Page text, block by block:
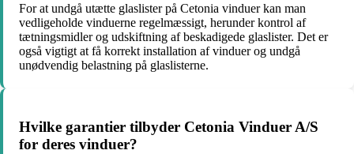
For at undgå utætte glaslister på Cetonia vinduer kan man
vedligeholde vinduerne regelmæssigt, herunder kontrol af
tætningsmidler og udskiftning af beskadigede glaslister. Det er
også vigtigt at få korrekt installation af vinduer og undgå
unødvendig belastning på glaslisterne.
Hvilke garantier tilbyder Cetonia Vinduer A/S
for deres vinduer?